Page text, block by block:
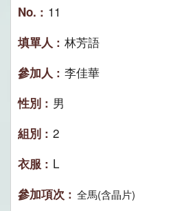
11
林芳語
李佳華
男
2
L
全馬(含晶片)